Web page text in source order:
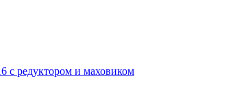
с редуктором и маховиком